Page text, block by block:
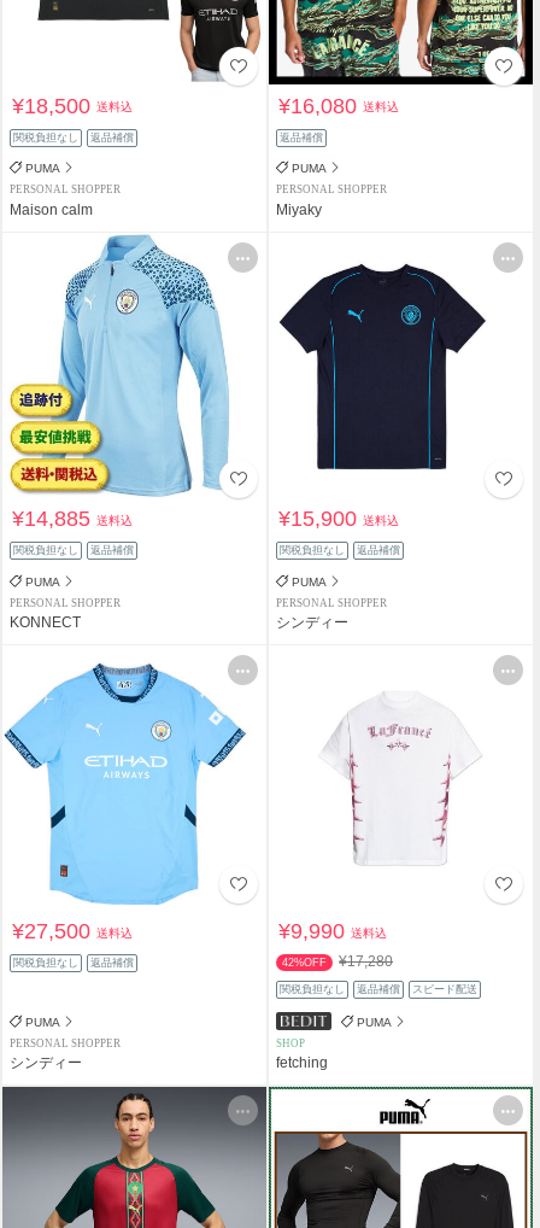
¥18,500送料込
関税負担なし 返品補償
PUMA
PERSONAL SHOPPER
Maison calm
¥16,080送料込
返品補償
PUMA
PERSONAL SHOPPER
Miyaky
¥14,885送料込
関税負担なし 返品補償
PUMA
PERSONAL SHOPPER
KONNECT
¥15,900送料込
関税負担なし 返品補償
PUMA
PERSONAL SHOPPER
シンディー
¥27,500送料込
関税負担なし 返品補償
PUMA
PERSONAL SHOPPER
シンディー
¥9,990送料込
42%OFF ¥17,280
関税負担なし 返品補償 スピード配送
PUMA
SHOP
fetching